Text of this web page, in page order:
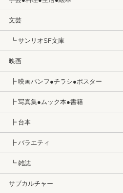
文芸
┗ サンリオSF文庫
映画
┣ 映画パンフ●チラシ●ポスター
┣ 写真集●ムック本●書籍
┣ 台本
┣ バラエティ
┗ 雑誌
サブカルチャー